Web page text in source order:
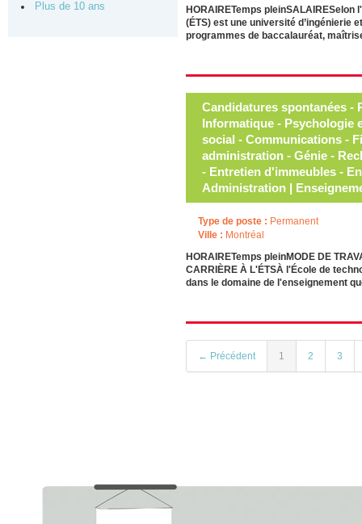
Plus de 10 ans
HORAIRETemps
(ÉTS) est une université d’ingénierie
programmes de baccalauréat,
Candidatures spontanées -
Informatique - Psychologie
social - Communications -
administration - Génie -
- Entretien d'immeubles -
Administration |
Type de poste : Permanent
Ville : Montréal
HORAIRETemps pleinMODE DE
CARRIÈRE À L'ÉTSÀ l'École de
dans le domaine de l'enseignement
← Précédent 1 2 3